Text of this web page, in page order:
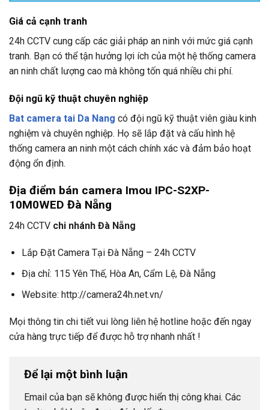
Giá cả cạnh tranh
24h CCTV cung cấp các giải pháp an ninh với mức giá cạnh
tranh. Bạn có thể tận hưởng lợi ích của một hệ thống camera
an ninh chất lượng cao mà không tốn quá nhiều chi phí.
Đội ngũ kỹ thuật chuyên nghiệp
Bat camera tai Da Nang có đội ngũ kỹ thuật viên giàu kinh
nghiệm và chuyên nghiệp. Họ sẽ lắp đặt và cấu hình hệ
thống camera an ninh một cách chính xác và đảm bảo hoạt
động ổn định.
Địa điểm bán camera Imou IPC-S2XP-
10M0WED Đà Nẵng
24h CCTV chi nhánh Đà Nẵng
Lắp Đặt Camera Tại Đà Nẵng – 24h CCTV
Địa chỉ: 115 Yên Thế, Hòa An, Cẩm Lệ, Đà Nẵng
Website: http://camera24h.net.vn/
Mọi thông tin chi tiết vui lòng liên hệ hotline hoặc đến ngay
cửa hàng trực tiếp để được hỗ trợ nhanh nhất !
Để lại một bình luận
Email của bạn sẽ không được hiển thị công khai. Các